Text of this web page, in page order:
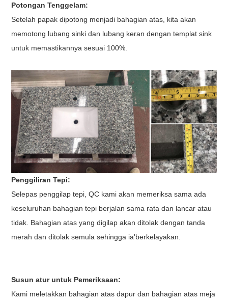
Potongan Tenggelam:
Setelah papak dipotong menjadi bahagian atas, kita akan
memotong lubang sinki dan lubang keran dengan templat sink
untuk memastikannya sesuai 100%.
Penggiliran Tepi:
Selepas penggilap tepi, QC kami akan memeriksa sama ada
keseluruhan bahagian tepi berjalan sama rata dan lancar atau
tidak. Bahagian atas yang digilap akan ditolak dengan tanda
merah dan ditolak semula sehingga ia'berkelayakan.
Susun atur untuk Pemeriksaan:
Kami meletakkan bahagian atas dapur dan bahagian atas meja